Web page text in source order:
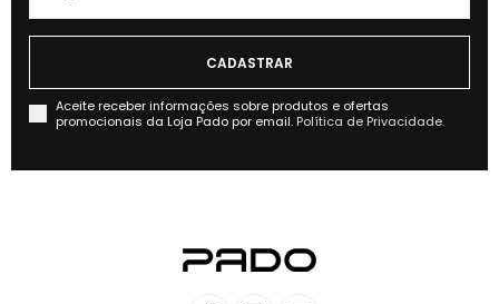
Aceite receber informações sobre produtos e ofertas
promocionais da Loja Pado por email. Política de Privacidade.